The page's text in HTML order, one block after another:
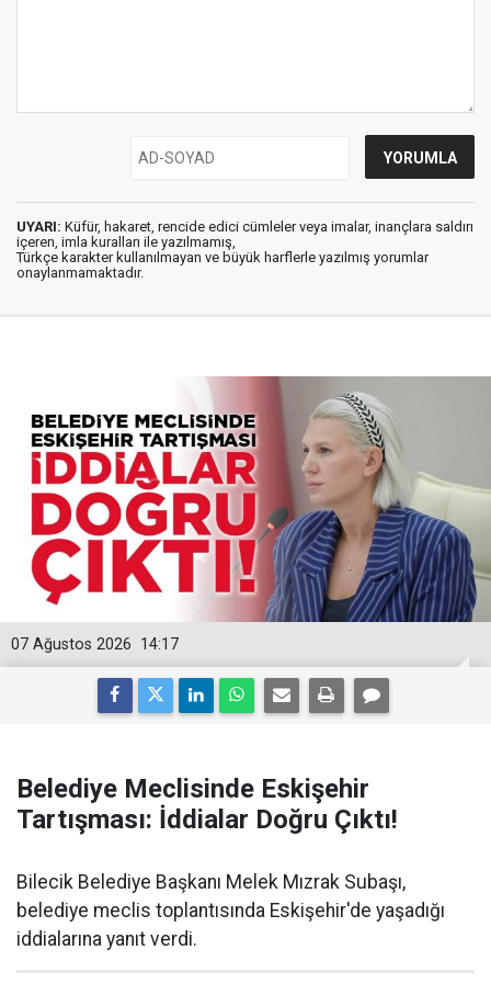
UYARI: Küfür, hakaret, rencide edici cümleler veya imalar, inançlara saldırı
içeren, imla kuralları ile yazılmamış,
Türkçe karakter kullanılmayan ve büyük harflerle yazılmış yorumlar
onaylanmamaktadır.
14:17
07 Ağustos 2026
Belediye Meclisinde Eskişehir
Tartışması: İddialar Doğru Çıktı!
Bilecik Belediye Başkanı Melek Mızrak Subaşı,
belediye meclis toplantısında Eskişehir'de yaşadığı
iddialarına yanıt verdi.